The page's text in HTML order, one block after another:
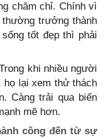
chăm chỉ. Chính vì
trưởng thành
tốt đẹp thì phải
khi nhiều người
họ lại xem thử thách
Càng trải qua biến
mẽ hơn.
công đến từ sự